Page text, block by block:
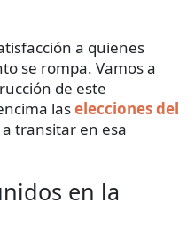
a quienes
se rompa. Vamos a
de este
laselecciones del
transitar en esa
en la